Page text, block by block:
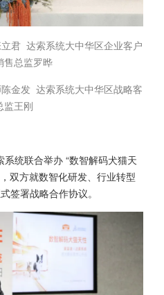
君 达索系统大中华区企业客户
售总监罗晔
金发 达索系统大中华区战略客
监王刚
统联合举办 “数智解码犬猫天
双方就数智化研发、行业转型
签署战略合作协议。